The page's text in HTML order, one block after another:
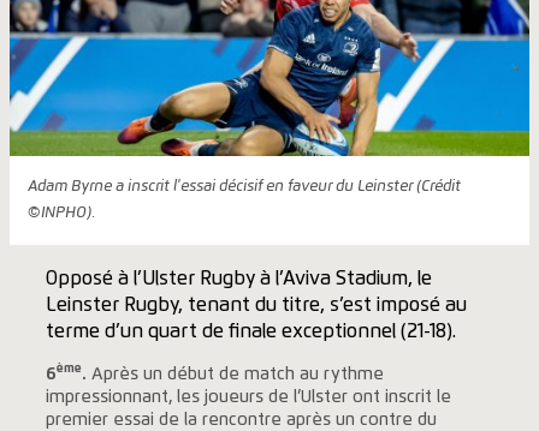
Adam Byrne a inscrit l'essai décisif en faveur du Leinster (Crédit
©INPHO).
Opposé à l’Ulster Rugby à l’Aviva Stadium, le
Leinster Rugby, tenant du titre, s’est imposé au
terme d’un quart de finale exceptionnel (21-18).
6ème. Après un début de match au rythme
impressionnant, les joueurs de l’Ulster ont inscrit le
premier essai de la rencontre après un contre du